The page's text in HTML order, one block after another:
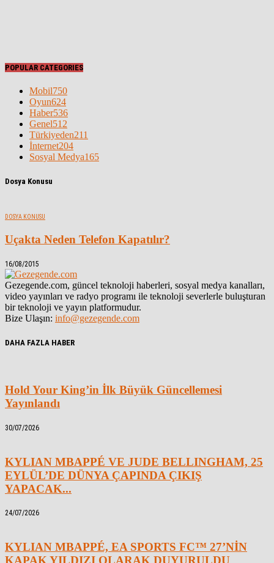
POPULAR CATEGORIES
Mobil750
Oyun624
Haber536
Genel512
Türkiyeden211
İnternet204
Sosyal Medya165
Dosya Konusu
DOSYA KONUSU
Uçakta Neden Telefon Kapatılır?
16/08/2015
Gezegende.com, güncel teknoloji haberleri, sosyal medya kanalları,
video yayınları ve radyo programı ile teknoloji severlerle buluşturan
bir teknoloji ve yayın platformudur.
Bize Ulaşın: info@gezegende.com
DAHA FAZLA HABER
Hold Your King’in İlk Büyük Güncellemesi
Yayınlandı
30/07/2026
KYLIAN MBAPPÉ VE JUDE BELLINGHAM, 25
EYLÜL’DE DÜNYA ÇAPINDA ÇIKIŞ
YAPACAK...
24/07/2026
KYLIAN MBAPPÉ, EA SPORTS FC™ 27’NİN
KAPAK YILDIZI OLARAK DUYURULDU